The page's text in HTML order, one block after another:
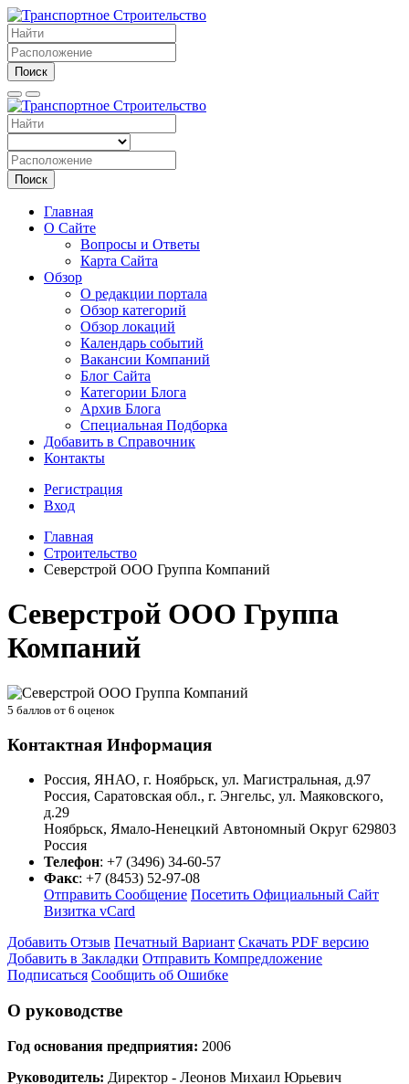
Поиск
Поиск
Главная
О Сайте
Вопросы и Ответы
Карта Сайта
Обзор
О редакции портала
Обзор категорий
Обзор локаций
Календарь событий
Вакансии Компаний
Блог Сайта
Категории Блога
Архив Блога
Специальная Подборка
Добавить в Справочник
Контакты
Регистрация
Вход
Главная
Строительство
Северстрой ООО Группа Компаний
Северстрой ООО Группа
Компаний
5 баллов от 6 оценок
Контактная Информация
Россия, ЯНАО, г. Ноябрьск, ул. Магистральная, д.97
Россия, Саратовская обл., г. Энгельс, ул. Маяковского,
д.29
Ноябрьск, Ямало-Ненецкий Автономный Округ 629803
Россия
Телефон: +7 (3496) 34-60-57
Факс: +7 (8453) 52-97-08
Отправить Сообщение Посетить Официальный Сайт
Визитка vCard
Добавить Отзыв Печатный Вариант Скачать PDF версию
Добавить в Закладки Отправить Компредложение
Подписаться Сообщить об Ошибке
О руководстве
Год основания предприятия: 2006
Руководитель: Директор - Леонов Михаил Юрьевич